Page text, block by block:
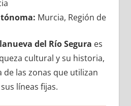
Murcia, Región de
del Río Segura es
cultural у su historia,
dе las zonas quе utilizan
líneas fijas.